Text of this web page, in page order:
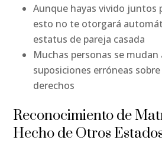
Aunque hayas vivido juntos
esto no te otorgará
estatus de pareja casada
Muchas personas se
suposiciones erróneas
derechos
Reconocimiento de
Hecho de Otros